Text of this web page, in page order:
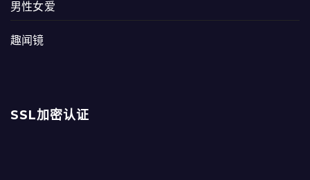
男性女爱
趣闻镜
SSL加密认证